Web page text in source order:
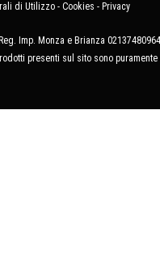
di Utilizzo - Cookies - Privacy
Imp. Monza e Brianza
presenti sul sito sono